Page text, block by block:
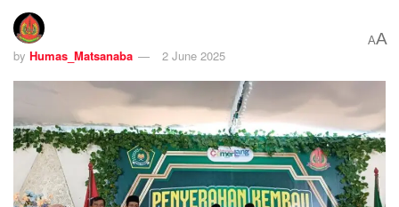
by Humas_Matsanaba 2 June 2025
AA